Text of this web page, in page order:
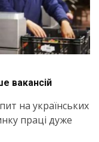
вакансій
на українських
праці дуже